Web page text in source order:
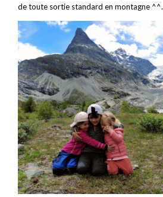
de toute sortie standard en montagne ^^.